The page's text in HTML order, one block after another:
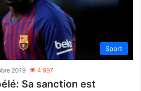
Sport
2019 4 997
Sa sanction est